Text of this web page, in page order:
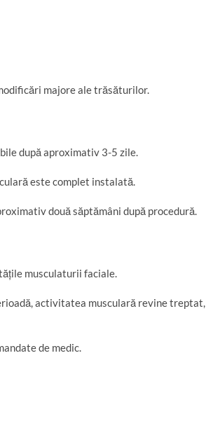
majore ale trăsăturilor.
după aproximativ 3-5 zile.
este complet instalată.
două săptămâni după procedură.
musculaturii faciale.
activitatea musculară revine treptat,
de medic.